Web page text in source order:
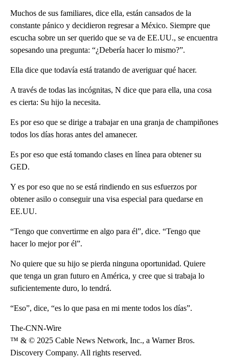
Muchos de sus familiares, dice ella, están cansados de la
constante pánico y decidieron regresar a México. Siempre que
escucha sobre un ser querido que se va de EE.UU., se encuentra
sopesando una pregunta: “¿Debería hacer lo mismo?”.
Ella dice que todavía está tratando de averiguar qué hacer.
A través de todas las incógnitas, N dice que para ella, una cosa
es cierta: Su hijo la necesita.
Es por eso que se dirige a trabajar en una granja de champiñones
todos los días horas antes del amanecer.
Es por eso que está tomando clases en línea para obtener su
GED.
Y es por eso que no se está rindiendo en sus esfuerzos por
obtener asilo o conseguir una visa especial para quedarse en
EE.UU.
“Tengo que convertirme en algo para él”, dice. “Tengo que
hacer lo mejor por él”.
No quiere que su hijo se pierda ninguna oportunidad. Quiere
que tenga un gran futuro en América, y cree que si trabaja lo
suficientemente duro, lo tendrá.
“Eso”, dice, “es lo que pasa en mi mente todos los días”.
The-CNN-Wire
™ & © 2025 Cable News Network, Inc., a Warner Bros.
Discovery Company. All rights reserved.